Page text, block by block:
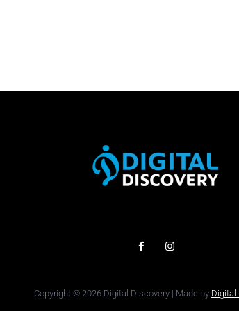
Copyright © 2026 Digital Discovery | Made by Digital